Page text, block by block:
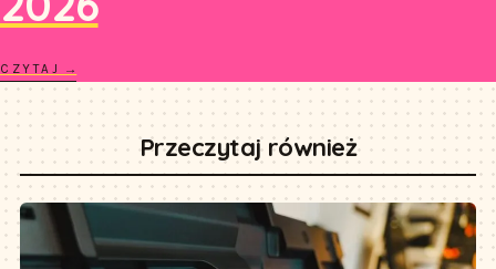
CZYTAJ →
Przeczytaj również